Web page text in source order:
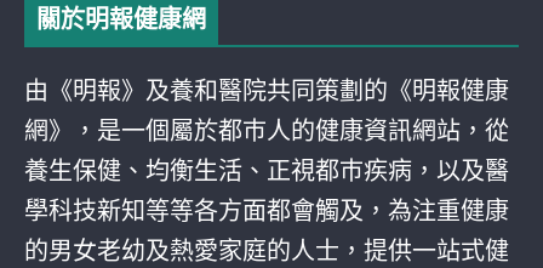
關於明報健康網
由《明報》及養和醫院共同策劃的《明報健康
網》，是一個屬於都巿人的健康資訊網站，從
養生保健、均衡生活、正視都巿疾病，以及醫
學科技新知等等各方面都會觸及，為注重健康
的男女老幼及熱愛家庭的人士，提供一站式健